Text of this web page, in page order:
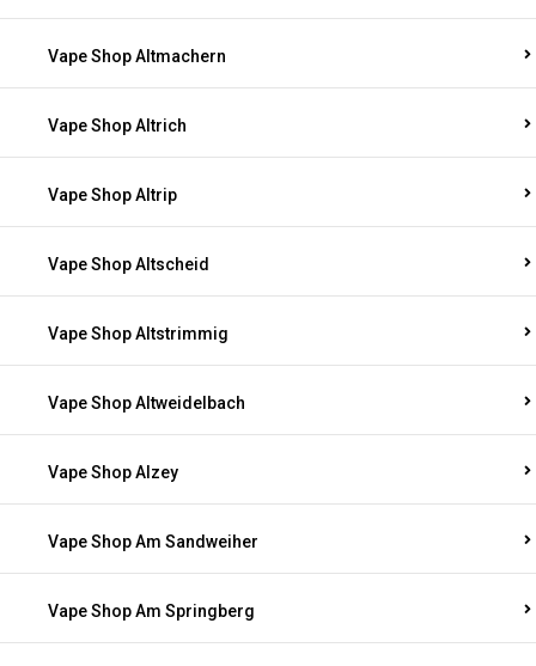
Vape Shop Altmachern
Vape Shop Altrich
Vape Shop Altrip
Vape Shop Altscheid
Vape Shop Altstrimmig
Vape Shop Altweidelbach
Vape Shop Alzey
Vape Shop Am Sandweiher
Vape Shop Am Springberg